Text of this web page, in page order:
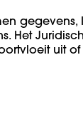
gegevens,
Het
uit